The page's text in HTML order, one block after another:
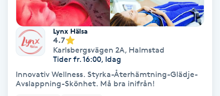
Fransförlängning Megavolym
Fransförlängning Volym
Fransk manikyr
Fransrengöring
Lynx Hälsa
4.7
Karlsbergsvägen 2A, Halmstad
Tider fr. 16:00, Idag
Innovativ Wellness. Styrka-Återhämtning-Glädje-
Avslappning-Skönhet. Må bra inifrån!